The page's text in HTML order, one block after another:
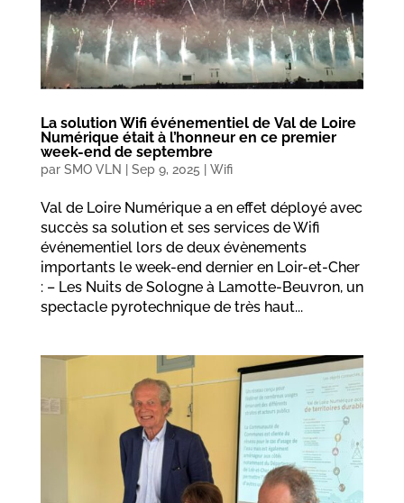
La solution Wifi événementiel de Val de Loire
Numérique était à l’honneur en ce premier
week-end de septembre
par SMO VLN Sep 9, 2025 Wifi
Val de Loire Numérique a en effet déployé avec
succès sa solution et ses services de Wifi
événementiel lors de deux évènements
importants le week-end dernier en Loir-et-Cher
: – Les Nuits de Sologne à Lamotte-Beuvron, un
spectacle pyrotechnique de très haut...